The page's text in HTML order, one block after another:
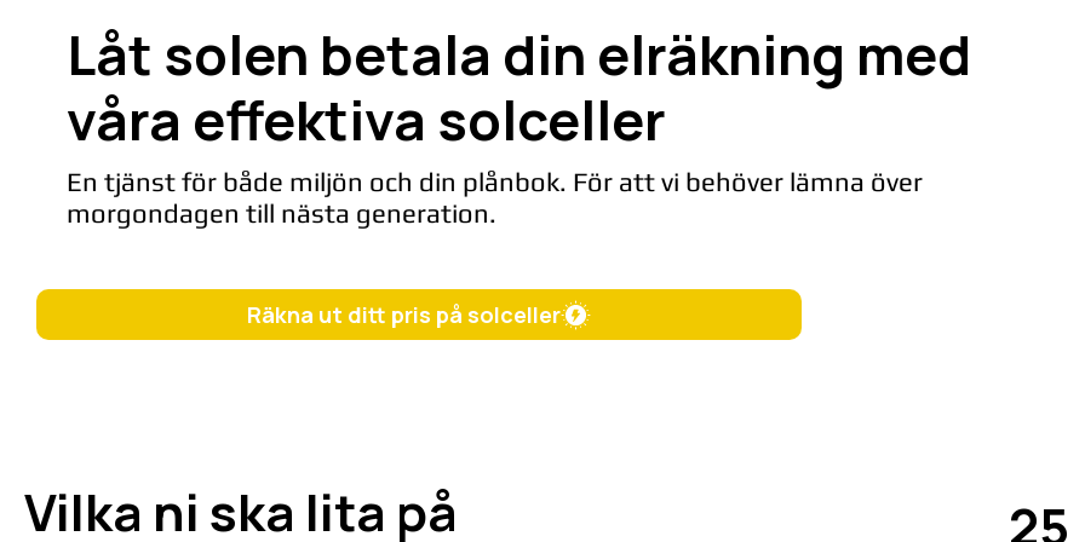
Låt solen betala din elräkning med
våra effektiva solceller
En tjänst för både miljön och din plånbok. För att vi behöver lämna över
morgondagen till nästa generation.
Räkna ut ditt pris på solceller
Vilka ni ska lita på 25